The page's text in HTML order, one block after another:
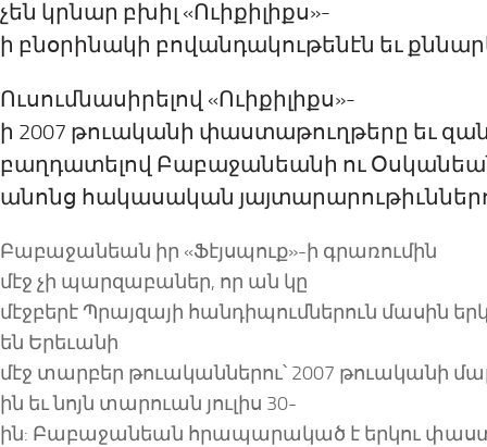
չեն կրնար բխիլ «Ուիքիլիքս»-
ի բնօրինակի բովանդակութենէն եւ
Ուսումնասիրելով «Ուիքիլիքս»-
ի 2007 թուականի փաստաթուղթերը եւ
բաղդատելով Բաբաջանեանի ու
անոնց հակասական յայտարարութիւններ
Բաբաջանեան իր «Ֆէյսպուք»-ի գրառումին
մէջ չի պարզաբաներ, որ ան կը
մէջբերէՊրայզայի հանդիպումներուն մասին
են Երեւանի
մէջ տարբեր թուականներու՝ 2007 թուականի
ին եւ նոյն տարուան յուլիս 30-
ին: Բաբաջանեան հրապարակած է երկու